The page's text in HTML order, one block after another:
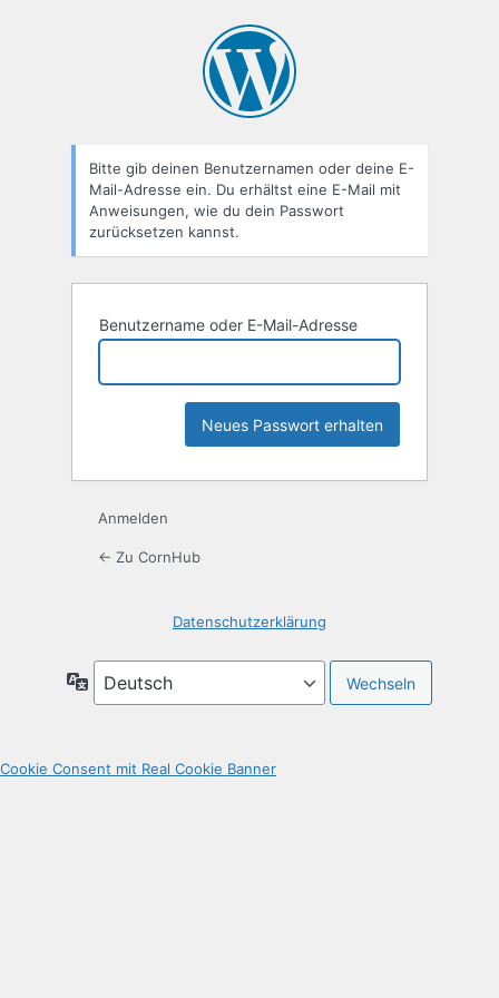
Bitte gib deinen Benutzernamen oder deine E-
Mail-Adresse ein. Du erhältst eine E-Mail mit
Anweisungen, wie du dein Passwort
zurücksetzen kannst.
Benutzername oder E-Mail-Adresse
Anmelden
← Zu CornHub
Datenschutzerklärung
Sprache
Cookie Consent mit Real Cookie Banner